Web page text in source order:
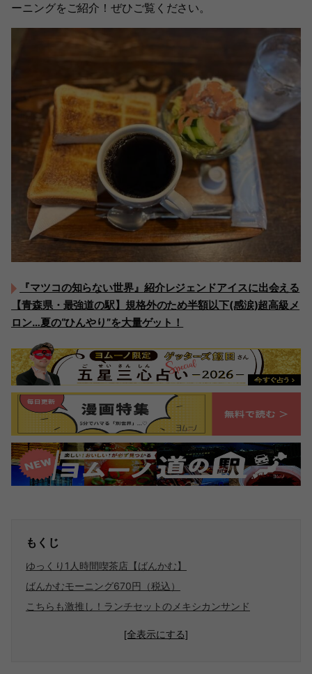
ーニングをご紹介！ぜひご覧ください。
『マツコの知らない世界』紹介レジェンドアイスに出会える
【青森県・最強道の駅】規格外のため半額以下(感涙)超高級メ
ロン…夏の“ひんやり”を大量ゲット！
もくじ
ゆっくり1人時間喫茶店【ばんかむ】
ばんかむモーニング670円（税込）
こちらも激推し！ランチセットのメキシカンサンド
[全表示にする]